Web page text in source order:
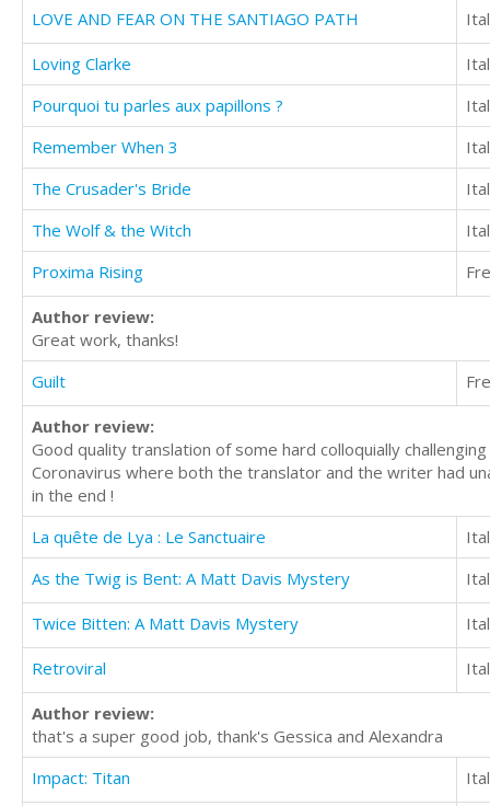
LOVE AND FEAR ON THE SANTIAGO PATH
Loving Clarke
Pourquoi tu parles aux papillons ?
Remember When 3
The Crusader's Bride
The Wolf & the Witch
Proxima Rising
Author review:
Great work, thanks!
Guilt
Author review:
Good quality translation of some hard colloquially
Coronavirus where both the translator and the writer had
in the end !
La quête de Lya : Le Sanctuaire
As the Twig is Bent: A Matt Davis Mystery
Twice Bitten: A Matt Davis Mystery
Retroviral
Author review:
that's a super good job, thank's Gessica and Alexandra
Impact: Titan